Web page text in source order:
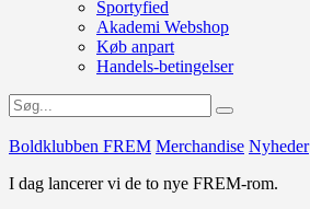
Sportyfied
Akademi Webshop
Køb anpart
Handels-betingelser
Boldklubben FREM Merchandise Nyheder
I dag lancerer vi de to nye FREM-rom.